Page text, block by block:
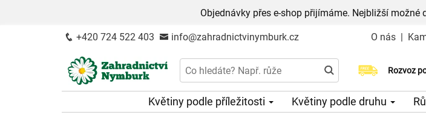
Objednávky přes e-shop přijímáme. Nejbližší
+420 724 522 403 info@zahradnictvinymburk.cz O nás |
Rozvoz
Možný
Květiny podle příležitosti Květiny podle druhu